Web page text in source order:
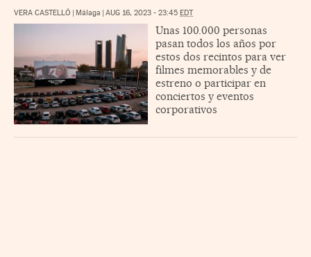
VERA CASTELLÓ Málaga AUG 16, 2023 - 23:45 EDT
Unas 100.000 personas
pasan todos los años por
estos dos recintos para ver
filmes memorables y de
estreno o participar en
conciertos y eventos
corporativos